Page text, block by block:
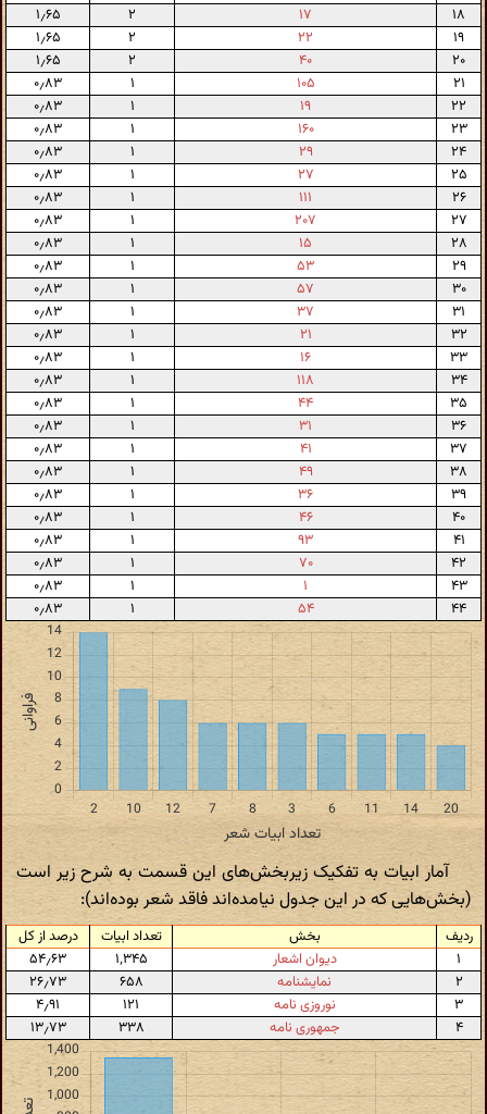
۱۸
۱۷ ۲
۱٫۶۵
۱۹
۲۲ ۲
۱٫۶۵
۲۰
۴۰ ۲
۱٫۶۵
۲۱
۱۰۵ ۱
۰٫۸۳
۲۲
۱۹ ۱
۰٫۸۳
۲۳
۱۶۰ ۱
۰٫۸۳
۲۴
۲۹ ۱
۰٫۸۳
۲۵
۲۷ ۱
۰٫۸۳
۲۶
۱۱۱ ۱
۰٫۸۳
۲۷
۲۰۷ ۱
۰٫۸۳
۲۸
۱۵ ۱
۰٫۸۳
۲۹
۵۳ ۱
۰٫۸۳
۳۰
۵۷ ۱
۰٫۸۳
۳۱
۳۷ ۱
۰٫۸۳
۳۲
۲۱ ۱
۰٫۸۳
۳۳
۱۶ ۱
۰٫۸۳
۳۴
۱۱۸ ۱
۰٫۸۳
۳۵
۴۴ ۱
۰٫۸۳
۳۶
۳۱ ۱
۰٫۸۳
۳۷
۴۱ ۱
۰٫۸۳
۳۸
۴۹ ۱
۰٫۸۳
۳۹
۳۶ ۱
۰٫۸۳
۴۰
۴۶ ۱
۰٫۸۳
۴۱
۹۳ ۱
۰٫۸۳
۴۲
۷۰ ۱
۰٫۸۳
۴۳
۱ ۱
۰٫۸۳
۴۴
۵۴ ۱ ۰٫۸۳
آمار ابیات به تفکیک زیربخش‌های این قسمت به شرح زیر است
(بخش‌هایی که در این جدول نیامده‌اند فاقد شعر بوده‌اند):
ردیف بخش تعداد ابیات
درصد از کل
۱
دیوان اشعار ۱٬۳۴۵
۵۴٫۶۳
۲
نمایشنامه ۶۵۸
۲۶٫۷۳
۳
نوروزی نامه ۱۲۱
۴٫۹۱
۴
جمهوری نامه ۳۳۸ ۱۳٫۷۳